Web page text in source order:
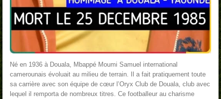
Né en 1936 à Douala, Mbappé Moumi Samuel international
camerounais évoluait au milieu de terrain. Il a fait pratiquement toute
sa carrière avec son équipe de cœur l’Oryx Club de Douala, club avec
lequel il remporta de nombreux titres. Ce footballeur au charisme